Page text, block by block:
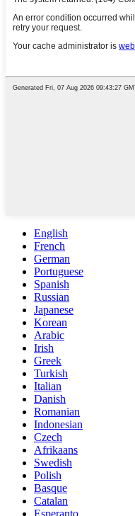
English
French
German
Portuguese
Spanish
Russian
Japanese
Korean
Arabic
Irish
Greek
Turkish
Italian
Danish
Romanian
Indonesian
Czech
Afrikaans
Swedish
Polish
Basque
Catalan
Esperanto